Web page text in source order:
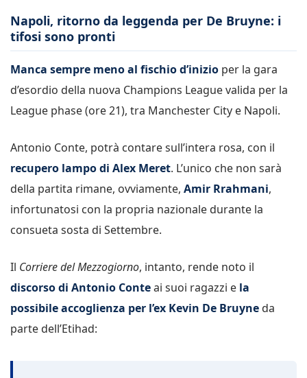
Napoli, ritorno da leggenda per De Bruyne: i
tifosi sono pronti
Manca sempre meno al fischio d’inizio per la gara
d’esordio della nuova Champions League valida per la
League phase (ore 21), tra Manchester City e Napoli.
Antonio Conte, potrà contare sull’intera rosa, con il
recupero lampo di Alex Meret. L’unico che non sarà
della partita rimane, ovviamente, Amir Rrahmani,
infortunatosi con la propria nazionale durante la
consueta sosta di Settembre.
Il Corriere del Mezzogiorno, intanto, rende noto il
discorso di Antonio Conteai suoi ragazzi e la
possibile accoglienza per l’ex Kevin De Bruyne da
parte dell’Etihad: